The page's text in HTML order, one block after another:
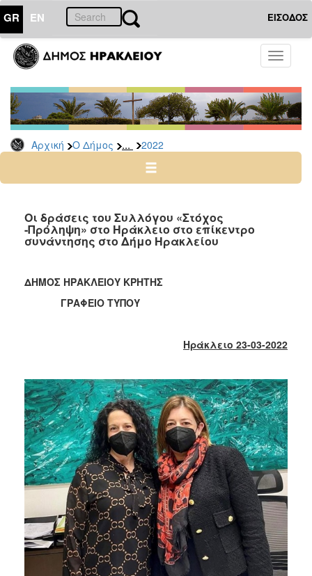
GR EN ΕΙΣΟΔΟΣ
Toggle
Αρχική Ο Δήμος ... 2022
ΔΗΜΟΣ
Δελτία
Τύπου
Αρχείο
2026
2024
2022
2021
2015
2013
2012
2011
2010
2006
ΤΟΠΟΣ
Οι δράσεις του Συλλόγου «Στόχος
-Πρόληψη» στο Ηράκλειο στο επίκεντρο
συνάντησης στο Δήμο Ηρακλείου
ΔΗΜΟΣ ΗΡΑΚΛΕΙΟΥ ΚΡΗΤΗΣ
ΓΡΑΦΕΙΟ ΤΥΠΟΥ
Ηράκλειο 23-03-2022